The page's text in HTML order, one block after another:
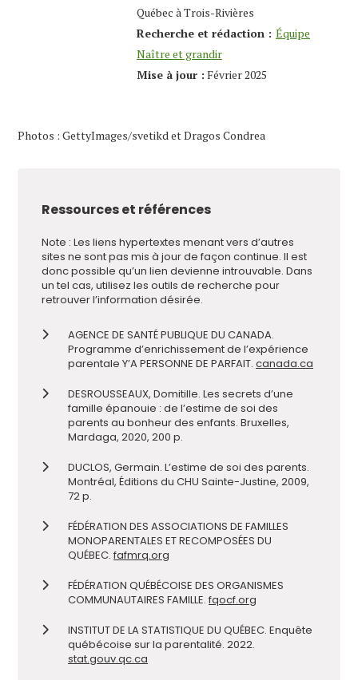
Québec à Trois-Rivières
Recherche et rédaction : Équipe
Naître et grandir
Mise à jour : Février 2025
Photos : GettyImages/svetikd et Dragos Condrea
Ressources et références
Note : Les liens hypertextes menant vers d’autres
sites ne sont pas mis à jour de façon continue. Il est
donc possible qu’un lien devienne introuvable. Dans
un tel cas, utilisez les outils de recherche pour
retrouver l’information désirée.
AGENCE DE SANTÉ PUBLIQUE DU CANADA.
Programme d’enrichissement de l’expérience
parentale Y’A PERSONNE DE PARFAIT. canada.ca
DESROUSSEAUX, Domitille. Les secrets d’une
famille épanouie : de l’estime de soi des
parents au bonheur des enfants. Bruxelles,
Mardaga, 2020, 200 p.
DUCLOS, Germain. L’estime de soi des parents.
Montréal, Éditions du CHU Sainte-Justine, 2009,
72 p.
FÉDÉRATION DES ASSOCIATIONS DE FAMILLES
MONOPARENTALES ET RECOMPOSÉES DU
QUÉBEC. fafmrq.org
FÉDÉRATION QUÉBÉCOISE DES ORGANISMES
COMMUNAUTAIRES FAMILLE. fqocf.org
INSTITUT DE LA STATISTIQUE DU QUÉBEC. Enquête
québécoise sur la parentalité. 2022.
stat.gouv.qc.ca